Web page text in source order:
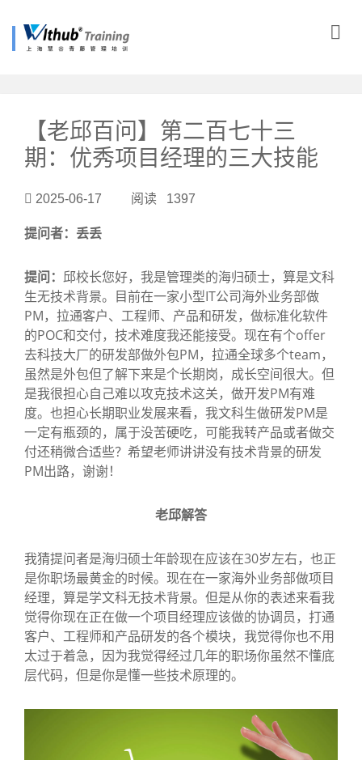
【老邱百问】第二百七十三
期：优秀项目经理的三大技能
2025-06-17 阅读 1397
提问者：丢丢
提问： 邱校长您好，我是管理类的海归硕士，算是文科
生无技术背景。目前在一家小型IT公司海外业务部做
PM，拉通客户、工程师、产品和研发，做标准化软件
的POC和交付，技术难度我还能接受。现在有个offer
去科技大厂的研发部做外包PM，拉通全球多个team，
虽然是外包但了解下来是个长期岗，成长空间很大。但
是我很担心自己难以攻克技术这关，做开发PM有难
度。也担心长期职业发展来看，我文科生做研发PM是
一定有瓶颈的，属于没苦硬吃，可能我转产品或者做交
付还稍微合适些？希望老师讲讲没有技术背景的研发
PM出路，谢谢！
老邱解答
我猜提问者是海归硕士年龄现在应该在30岁左右，也正
是你职场最黄金的时候。现在在一家海外业务部做项目
经理，算是学文科无技术背景。但是从你的表述来看我
觉得你现在正在做一个项目经理应该做的协调员，打通
客户、工程师和产品研发的各个模块，我觉得你也不用
太过于着急，因为我觉得经过几年的职场你虽然不懂底
层代码，但是你是懂一些技术原理的。